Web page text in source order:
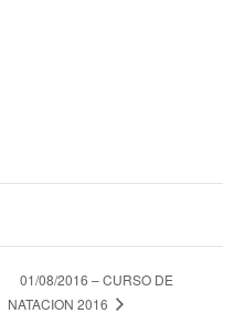
01/08/2016 – CURSO DE
NATACION 2016